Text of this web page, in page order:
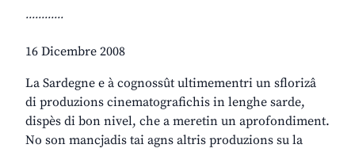
............
16 Dicembre 2008
La Sardegne e à cognossût ultimementri un sflorizâ
di produzions cinematografichis in lenghe sarde,
dispès di bon nivel, che a meretin un aprofondiment.
No son mancjadis tai agns altris produzions su la